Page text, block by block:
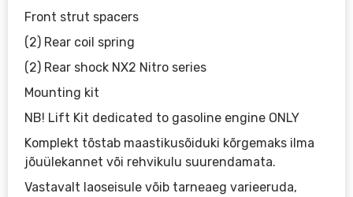
Front strut spacers
(2) Rear coil spring
(2) Rear shock NX2 Nitro series
Mounting kit
NB! Lift Kit dedicated to gasoline engine ONLY
Komplekt tõstab maastikusõiduki kõrgemaks ilma
jõuülekannet või rehvikulu suurendamata.
Vastavalt laoseisule võib tarneaeg varieeruda,